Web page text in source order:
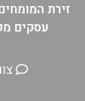
זירת
עסקים